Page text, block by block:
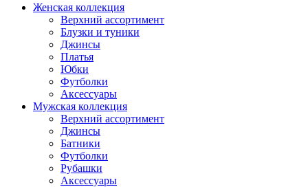
Женская коллекция
Верхний ассортимент
Блузки и туники
Джинсы
Платья
Юбки
Футболки
Аксессуары
Мужская коллекция
Верхний ассортимент
Джинсы
Батники
Футболки
Рубашки
Аксессуары